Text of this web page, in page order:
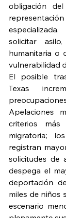
obligación
solicitar
humanitaria o
vulnerabilidad
El posible
Texas
Apelaciones
criterios
migratoria;
registran
solicitudes de
despega el
deportación
miles de niños
escenario